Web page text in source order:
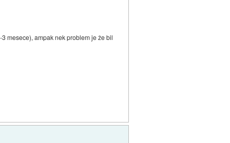
mesece), ampak nek problem je že bil